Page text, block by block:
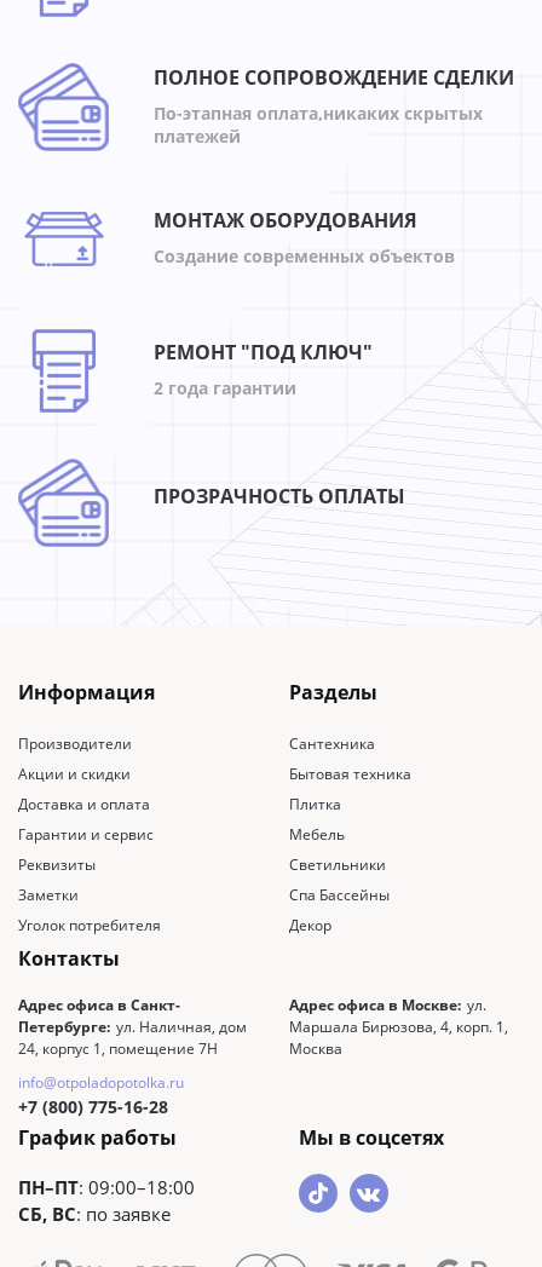
ПОЛНОЕ СОПРОВОЖДЕНИЕ СДЕЛКИ
По-этапная оплата,никаких скрытых
платежей
МОНТАЖ ОБОРУДОВАНИЯ
Создание современных объектов
РЕМОНТ "ПОД КЛЮЧ"
2 года гарантии
ПРОЗРАЧНОСТЬ ОПЛАТЫ
Информация
Производители
Акции и скидки
Доставка и оплата
Гарантии и сервис
Реквизиты
Заметки
Уголок потребителя
Разделы
Сантехника
Бытовая техника
Плитка
Мебель
Светильники
Спа Бассейны
Декор
Контакты
Адрес офиса в Санкт-
Петербурге: ул. Наличная, дом
24, корпус 1, помещение 7Н
Адрес офиса в Москве: ул.
Маршала Бирюзова, 4, корп. 1,
Москва
info@otpoladopotolka.ru
+7 (800) 775-16-28
График работы
ПН–ПТ: 09:00–18:00
СБ, ВС: по заявке
Мы в соцсетях